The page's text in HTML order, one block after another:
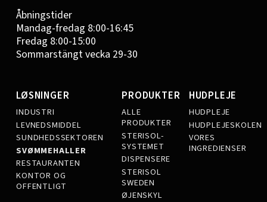
Åbningstider
Mandag-fredag 8:00-16:45
Fredag 8:00-15:00
Sommarstängt vecka 29-30
LØSNINGER
INDUSTRI
LEVNEDSMIDDEL
SUNDHEDSSEKTOREN
SVØMMEHALLER
RESTAURANTEN
KONTOR OG
OFFENTLIGT
PRODUKTER
ALLE
PRODUKTER
STERISOL-
SYSTEMET
DISPENSERE
STERISOL
SWEDEN
ØJENSKYL
HUDPLEJE
HUDPLEJE
HUDPLEJESKOLEN
VORES
INGREDIENSER